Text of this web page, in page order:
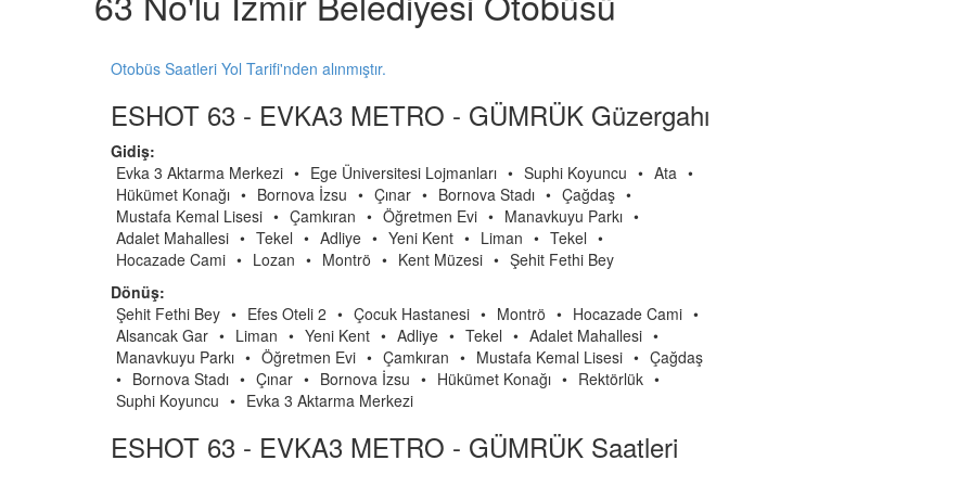
Otobüs Saatleri Yol Tarifi'nden alınmıştır.
ESHOT 63 - EVKA3 METRO - GÜMRÜK Güzergahı
Gidiş:
Evka 3 Aktarma Merkezi • Ege Üniversitesi Lojmanları • Suphi Koyuncu • Ata •
Hükümet Konağı • Bornova İzsu • Çınar • Bornova Stadı • Çağdaş •
Mustafa Kemal Lisesi • Çamkıran • Öğretmen Evi • Manavkuyu Parkı •
Adalet Mahallesi • Tekel • Adliye • Yeni Kent • Liman • Tekel •
Hocazade Cami • Lozan • Montrö • Kent Müzesi • Şehit Fethi Bey
Dönüş:
Şehit Fethi Bey • Efes Oteli 2 • Çocuk Hastanesi • Montrö • Hocazade Cami •
Alsancak Gar • Liman • Yeni Kent • Adliye • Tekel • Adalet Mahallesi •
Manavkuyu Parkı • Öğretmen Evi • Çamkıran • Mustafa Kemal Lisesi • Çağdaş
• Bornova Stadı • Çınar • Bornova İzsu • Hükümet Konağı • Rektörlük •
Suphi Koyuncu • Evka 3 Aktarma Merkezi
ESHOT 63 - EVKA3 METRO - GÜMRÜK Saatleri